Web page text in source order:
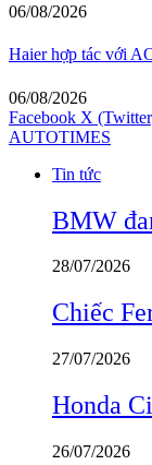
06/08/2026
Haier hợp tác với
06/08/2026
Facebook X
AUTOTIMES
Tin tức
BMW
28/07/2026
Chiếc
27/07/2026
Honda
26/07/2026